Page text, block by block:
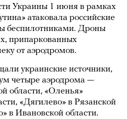
Украины 1 июня в рамках
атаковала российские
беспилотниками. Дроны
припаркованных
от аэродромов.
украинские источники,
четыре аэродрома —
области, «Оленья»
«Дягилево» в Рязанской
в Ивановской области.